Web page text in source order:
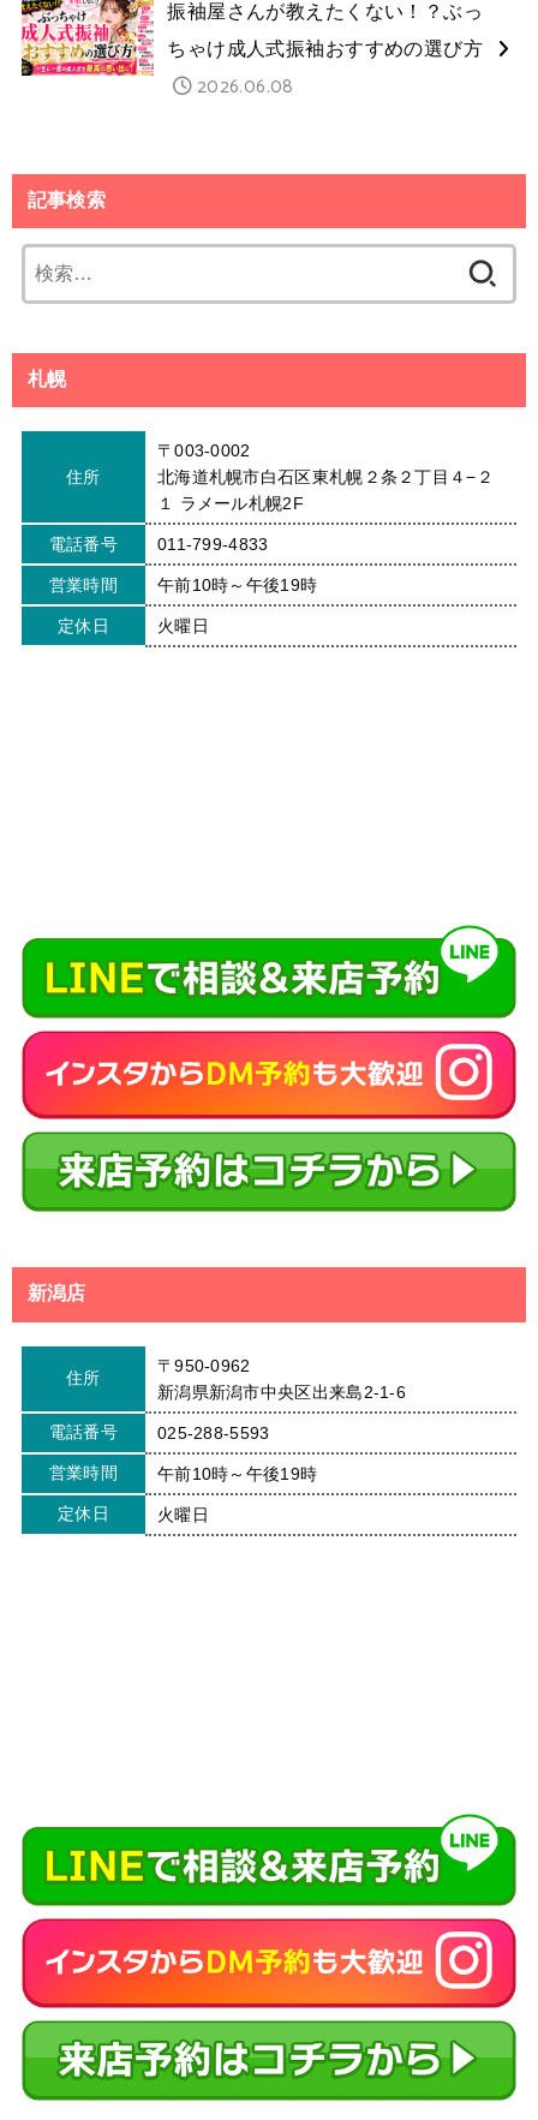
振袖屋さんが教えたくない！？ぶっ
ちゃけ成人式振袖おすすめの選び方
2026.06.08
記事検索
索:
札幌
住所
〒003-0002
北海道札幌市白石区東札幌２条２丁目４−２
１ ラメール札幌2F
電話番号 011-799-4833
営業時間 午前10時～午後19時
定休日 火曜日
新潟店
住所
〒950-0962
新潟県新潟市中央区出来島2-1-6
電話番号 025-288-5593
営業時間 午前10時～午後19時
定休日 火曜日